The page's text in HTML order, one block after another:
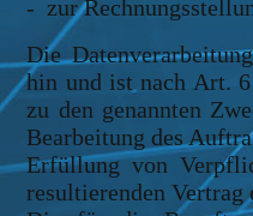
- zur
Die
hin und ist nach Art.
zu den genannten
Bearbeitung des
Erfüllung von
resultierenden